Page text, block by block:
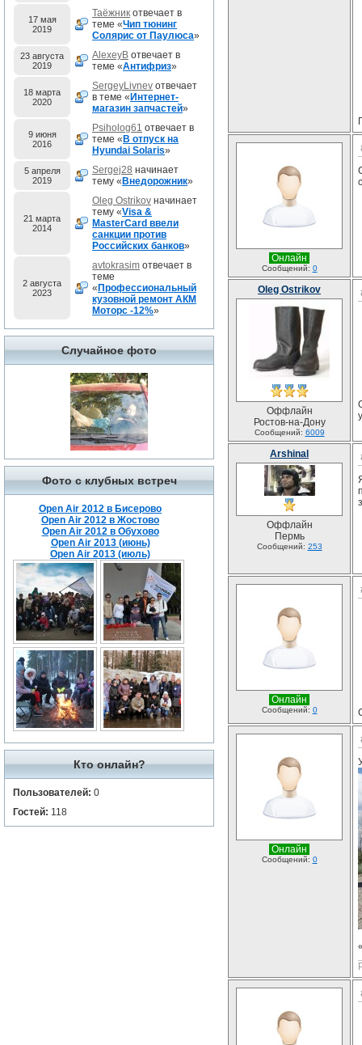
17 мая
2019
Таёжник отвечает в
теме «Чип тюнинг
Солярис от Паулюса»
23 августа
2019
AlexeyB отвечает в
теме «Антифриз»
18 марта
2020
SergeyLivnev отвечает
в теме « Интернет-
магазин запчастей»
9 июня
2016
Psiholog61 отвечает в
теме « В отпуск на
Hyundai Solaris»
5 апреля
2019
Sergej28 начинает
тему « Внедорожник»
21 марта
2014
Oleg Ostrikov начинает
тему «Visa &
MasterCard ввели
санкции против
Российских банков»
2 августа
2023
avtokrasim отвечает в
теме
« Профессиональный
кузовной ремонт АКМ
Моторс -12%»
Случайное фото
Фото с клубных встреч
Open Air 2012 в Бисерово
Open Air 2012 в Жостово
Open Air 2012 в Обухово
Open Air 2013 (июнь)
Open Air 2013 (июль)
Кто онлайн?
Пользователей: 0
Гостей: 118
Онлайн
Сообщений: 0
Oleg Ostrikov
Оффлайн
Ростов-на-Дону
Сообщений: 6009
Arshinal
Оффлайн
Пермь
Сообщений: 253
Онлайн
Сообщений: 0
Онлайн
Сообщений: 0